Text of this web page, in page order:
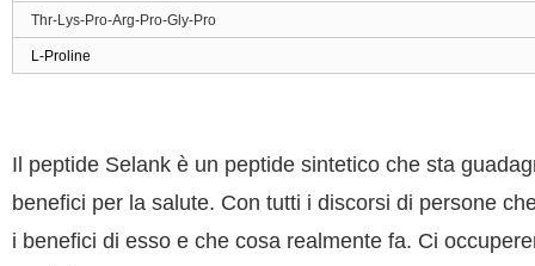
Thr-Lys-Pro-Arg-Pro-Gly-Pro
L-Proline
Il peptide Selank è un peptide sintetico che sta
benefici per la salute. Con tutti i discorsi di persone
i benefici di esso e che cosa realmente fa. Ci